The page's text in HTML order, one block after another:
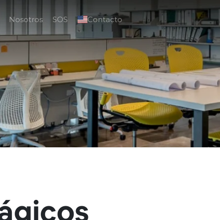
Nosotros SOS Contacto